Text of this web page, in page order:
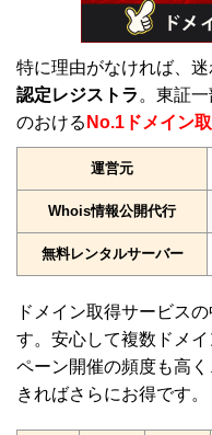
特に理由がなければ、
認定レジストラ 。東証
のおける No.1ドメイン
運営元
Whois情報公開代行
無料レンタルサーバー
ドメイン取得サービス
す。安心して複数ドメ
ペーン開催の頻度も高く
きればさらにお得です。